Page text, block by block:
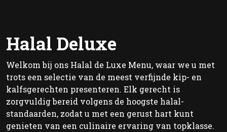
Halal Deluxe
Welkom bij ons Halal de Luxe Menu, waar we u met
trots een selectie van de meest verfijnde kip- en
kalfsgerechten presenteren. Elk gerecht is
zorgvuldig bereid volgens de hoogste halal-
standaarden, zodat u met een gerust hart kunt
genieten van een culinaire ervaring van topklasse.